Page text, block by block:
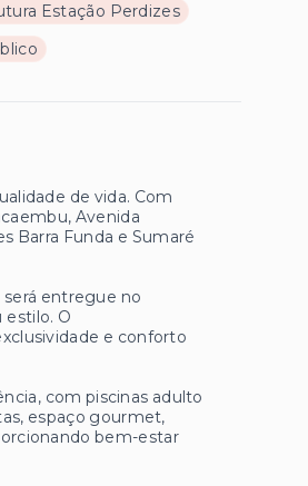
Estação Perdizes
de vida. Com
Avenida
Barra Funda e Sumaré
será entregue no
estilo. O
e conforto
com piscinas adulto
espaço gourmet,
bem-estar